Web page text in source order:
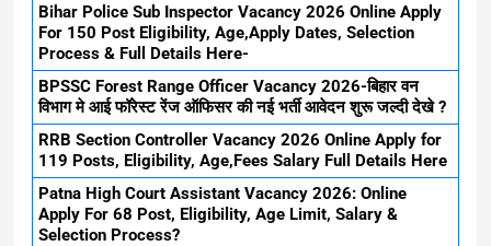
Bihar Police Sub Inspector Vacancy 2026 Online Apply
For 150 Post Eligibility, Age,Apply Dates, Selection
Process & Full Details Here-
BPSSC Forest Range Officer Vacancy 2026-बिहार वन
विभाग मे आई फॉरेस्ट रेंज ऑफिसर की नई भर्ती आवेदन शुरू जल्दी देखे ?
RRB Section Controller Vacancy 2026 Online Apply for
119 Posts, Eligibility, Age,Fees Salary Full Details Here
Patna High Court Assistant Vacancy 2026: Online
Apply For 68 Post, Eligibility, Age Limit, Salary &
Selection Process?